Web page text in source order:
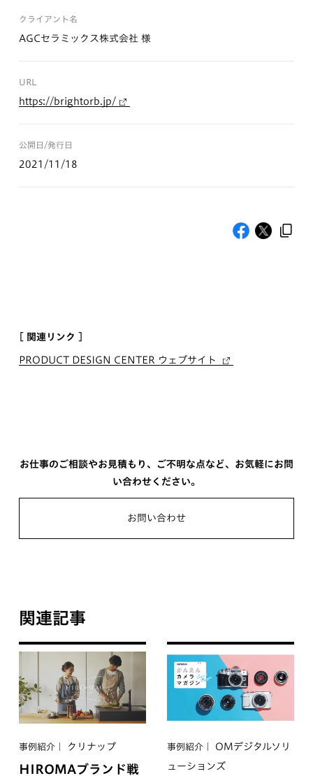
クライアント名
AGCセラミックス株式会社 様
URL
https://brightorb.jp/
公開日/発行日
2021/11/18
[ 関連リンク ]
PRODUCT DESIGN CENTER ウェブサイト
お仕事のご相談やお見積もり、ご不明な点など、お気軽にお問
い合わせください。
お問い合わせ
関連記事
事例紹介 クリナップ
HIROMAブランド戦
事例紹介
OMデジタルソリ
ューションズ